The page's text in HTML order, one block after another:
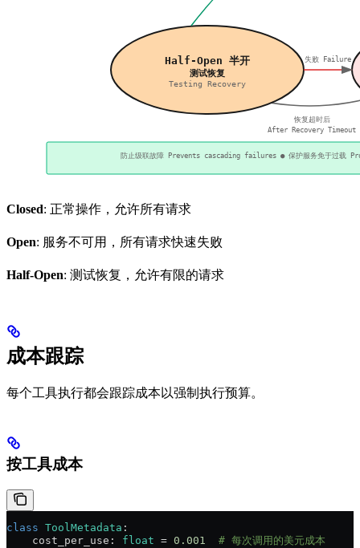
Closed: 正常操作，允许所有请求
Open: 服务不可用，所有请求快速失败
Half-Open: 测试恢复，允许有限的请求
成本跟踪
每个工具执行都会跟踪成本以强制执行预算。
按工具成本
class ToolMetadata :
    cost_per_use:
float = 0.001
  # 每次调用的美元成本